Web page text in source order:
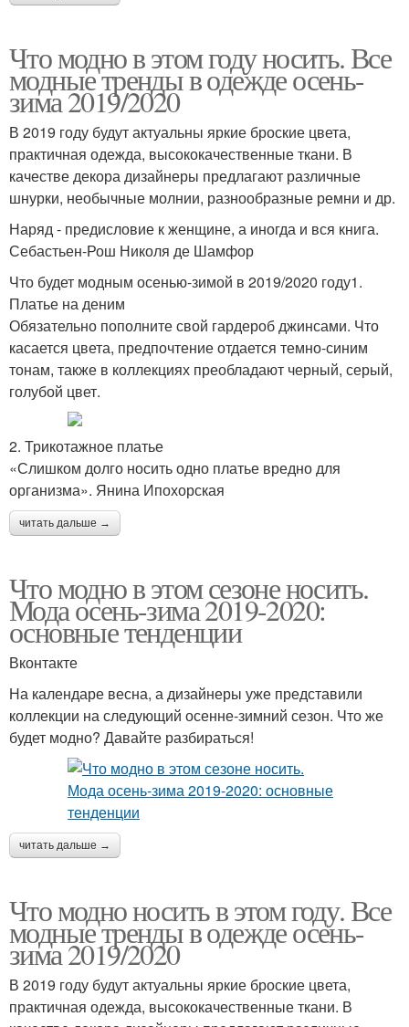
Что модно в этом году носить. Все
модные тренды в одежде осень-
зима 2019/2020
В 2019 году будут актуальны яркие броские цвета,
практичная одежда, высококачественные ткани. В
качестве декора дизайнеры предлагают различные
шнурки, необычные молнии, разнообразные ремни и др.
Наряд - предисловие к женщине, а иногда и вся книга.
Себастьен-Рош Николя де Шамфор
Что будет модным осенью-зимой в 2019/2020 году1.
Платье на деним
Обязательно пополните свой гардероб джинсами. Что
касается цвета, предпочтение отдается темно-синим
тонам, также в коллекциях преобладают черный, серый,
голубой цвет.
2. Трикотажное платье
«Слишком долго носить одно платье вредно для
организма». Янина Ипохорская
читать дальше →
Что модно в этом сезоне носить.
Мода осень-зима 2019-2020:
основные тенденции
Вконтакте
На календаре весна, а дизайнеры уже представили
коллекции на следующий осенне-зимний сезон. Что же
будет модно? Давайте разбираться!
читать дальше →
Что модно носить в этом году. Все
модные тренды в одежде осень-
зима 2019/2020
В 2019 году будут актуальны яркие броские цвета,
практичная одежда, высококачественные ткани. В